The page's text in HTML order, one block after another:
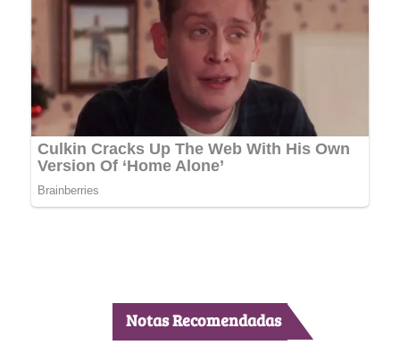
Notas Recomendadas